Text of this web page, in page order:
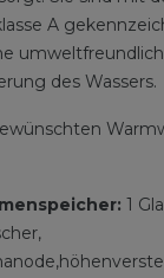
A
des Wassers.
1